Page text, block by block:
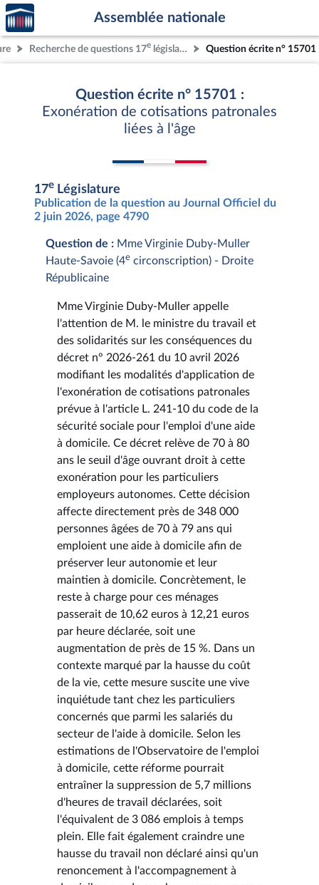
Aller au contenu
Aller en bas de la page
Accèder
à la
page
d'accueil
Assemblée nationale
Recherche de questions 17e législature Question écrite n° 15701
Question écrite n° 15701 :
Exonération de cotisations patronales
liées à l'âge
17e Législature
Publication de la question au Journal Officiel du
2 juin 2026, page 4790
Question de : Mme Virginie Duby-Muller
Haute-Savoie (4e circonscription) - Droite
Républicaine
Mme Virginie Duby-Muller appelle
l'attention de M. le ministre du travail et
des solidarités sur les conséquences du
décret n° 2026-261 du 10 avril 2026
modifiant les modalités d'application de
l'exonération de cotisations patronales
prévue à l'article L. 241-10 du code de la
sécurité sociale pour l'emploi d'une aide
à domicile. Ce décret relève de 70 à 80
ans le seuil d'âge ouvrant droit à cette
exonération pour les particuliers
employeurs autonomes. Cette décision
affecte directement près de 348 000
personnes âgées de 70 à 79 ans qui
emploient une aide à domicile afin de
préserver leur autonomie et leur
maintien à domicile. Concrètement, le
reste à charge pour ces ménages
passerait de 10,62 euros à 12,21 euros
par heure déclarée, soit une
augmentation de près de 15 %. Dans un
contexte marqué par la hausse du coût
de la vie, cette mesure suscite une vive
inquiétude tant chez les particuliers
concernés que parmi les salariés du
secteur de l'aide à domicile. Selon les
estimations de l'Observatoire de l'emploi
à domicile, cette réforme pourrait
entraîner la suppression de 5,7 millions
d'heures de travail déclarées, soit
l'équivalent de 3 086 emplois à temps
plein. Elle fait également craindre une
hausse du travail non déclaré ainsi qu'un
renoncement à l'accompagnement à